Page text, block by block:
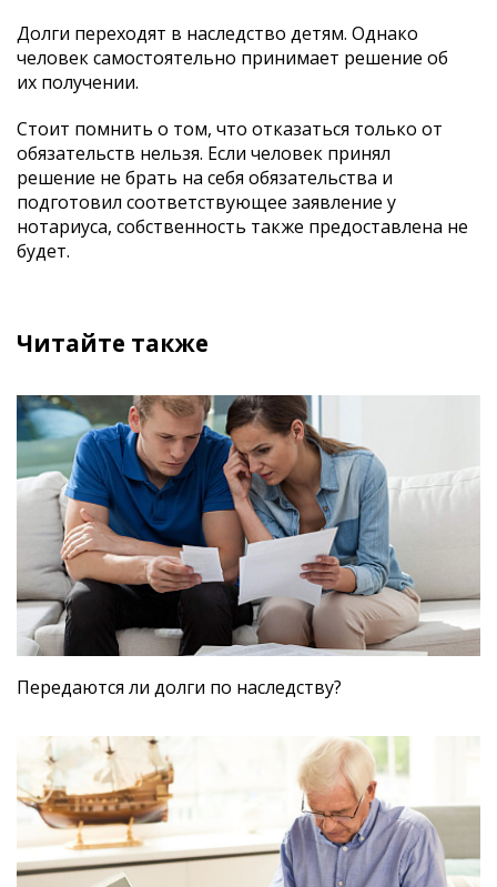
Долги переходят в наследство детям. Однако
человек самостоятельно принимает решение об
их получении.
Стоит помнить о том, что отказаться только от
обязательств нельзя. Если человек принял
решение не брать на себя обязательства и
подготовил соответствующее заявление у
нотариуса, собственность также предоставлена не
будет.
Читайте также
Передаются ли долги по наследству?